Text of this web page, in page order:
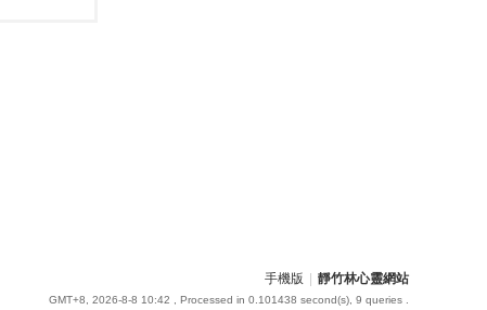
手機版 靜竹林心靈網站
GMT+8, 2026-8-8 10:42 , Processed in 0.101438 second(s), 9 queries .